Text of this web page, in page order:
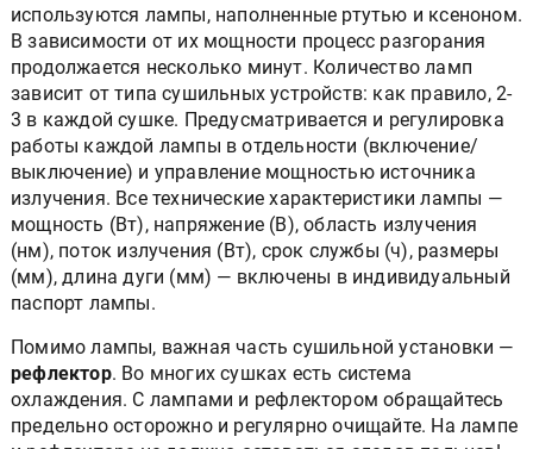
используются лампы, наполненные ртутью и ксеноном.
В зависимости от их мощности процесс разгорания
продолжается несколько минут. Количество ламп
зависит от типа сушильных устройств: как правило, 2-
3 в каждой сушке. Предусматривается и регулировка
работы каждой лампы в отдельности (включение/
выключение) и управление мощностью источника
излучения. Все технические характеристики лампы —
мощность (Вт), напряжение (В), область излучения
(нм), поток излучения (Вт), срок службы (ч), размеры
(мм), длина дуги (мм) — включены в индивидуальный
паспорт лампы.
Помимо лампы, важная часть сушильной установки —
рефлектор. Во многих сушках есть система
охлаждения. С лампами и рефлектором обращайтесь
предельно осторожно и регулярно очищайте. На лампе